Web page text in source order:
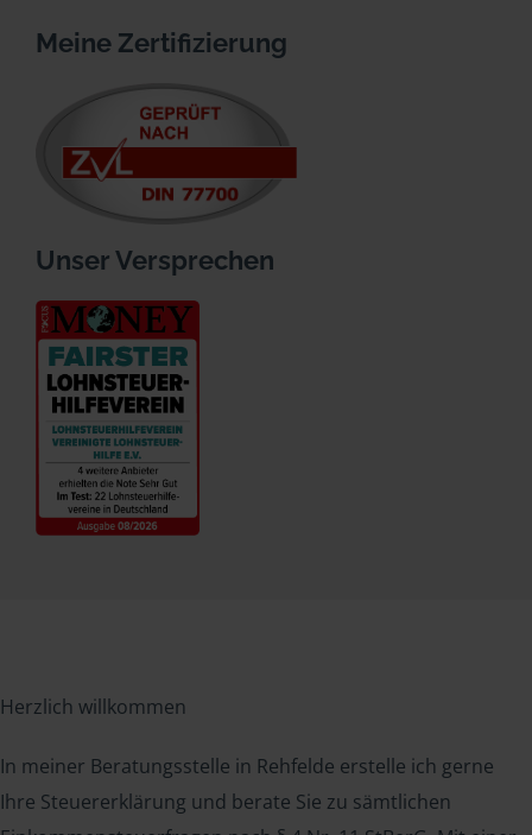
Meine Zertifizierung
Unser Versprechen
Herzlich willkommen
In meiner Beratungsstelle in Rehfelde erstelle ich gerne
Ihre Steuererklärung und berate Sie zu sämtlichen